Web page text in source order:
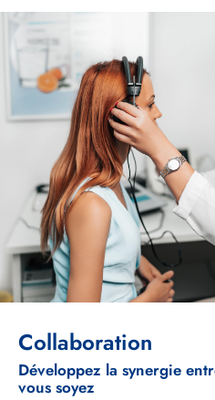
Collaboration
Développez la synergie
vous soyez